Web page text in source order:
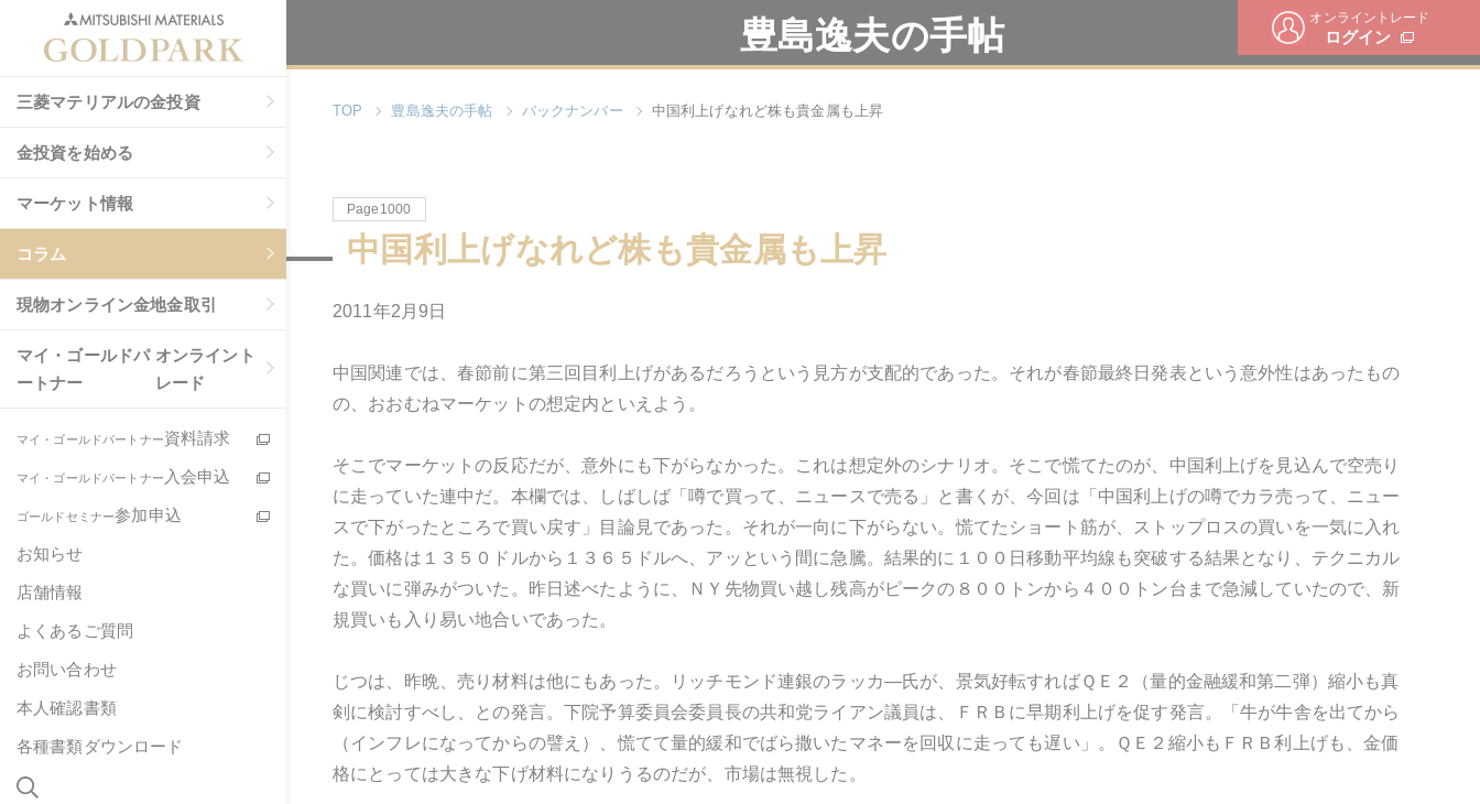
オンライントレード
ログイン
三菱マテリアルの金投資
金投資を始める
マーケット情報
コラム
現物オンライン金地金取引
マイ・ゴールドパ
ートナー
オンライント
レード
マイ・ゴールドパートナー資料請求
マイ・ゴールドパートナー 入会申込
ゴールドセミナー参加申込
お知らせ
店舗情報
よくあるご質問
お問い合わせ
本人確認書類
各種書類ダウンロード
豊島逸夫の手帖
TOP 豊島逸夫の手帖 バックナンバー 中国利上げなれど株も貴金属も上昇
Page1000
中国利上げなれど株も貴金属も上昇
2011年2月9日
中国関連では、春節前に第三回目利上げがあるだろうという見方が支配的であった。それが春節最終日発表という意外性はあったもの
の、おおむねマーケットの想定内といえよう。
そこでマーケットの反応だが、意外にも下がらなかった。これは想定外のシナリオ。そこで慌てたのが、中国利上げを見込んで空売り
に走っていた連中だ。本欄では、しばしば「噂で買って、ニュースで売る」と書くが、今回は「中国利上げの噂でカラ売って、ニュー
スで下がったところで買い戻す」目論見であった。それが一向に下がらない。慌てたショート筋が、ストップロスの買いを一気に入れ
た。価格は１３５０ドルから１３６５ドルへ、アッという間に急騰。結果的に１００日移動平均線も突破する結果となり、テクニカル
な買いに弾みがついた。昨日述べたように、ＮＹ先物買い越し残高がピークの８００トンから４００トン台まで急減していたので、新
規買いも入り易い地合いであった。
じつは、昨晩、売り材料は他にもあった。リッチモンド連銀のラッカ―氏が、景気好転すればＱＥ２（量的金融緩和第二弾）縮小も真
剣に検討すべし、との発言。下院予算委員会委員長の共和党ライアン議員は、ＦＲＢに早期利上げを促す発言。「牛が牛舎を出てから
（インフレになってからの譬え）、慌てて量的緩和でばら撒いたマネーを回収に走っても遅い」。ＱＥ２縮小もＦＲＢ利上げも、金価
格にとっては大きな下げ材料になりうるのだが、市場は無視した。